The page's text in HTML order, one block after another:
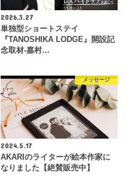
2026.3.27
単独型ショートステイ
『TANOSHIKA LODGE』開設記
念取材-嘉村…
メッセージ
2024.5.17
AKARIのライターが絵本作家に
なりました【絶賛販売中】